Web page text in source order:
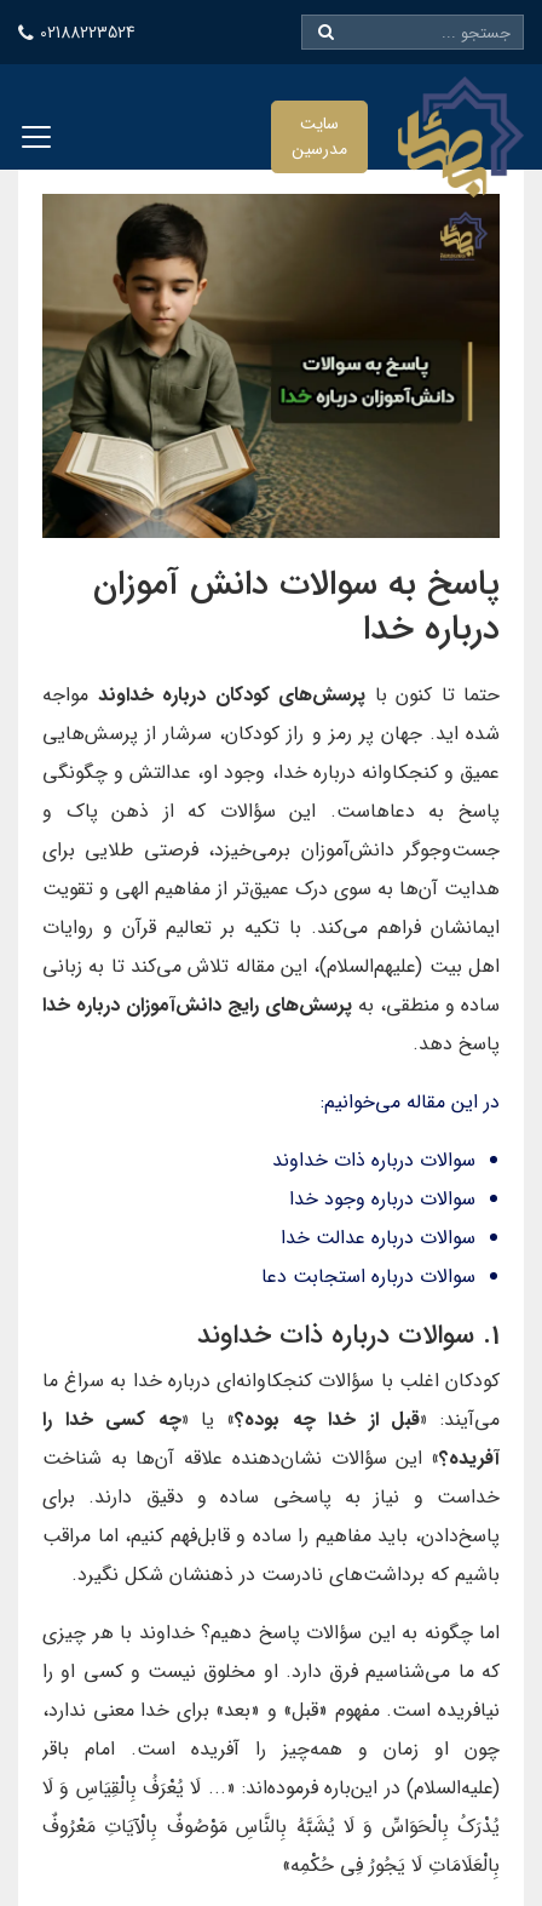
02188223524
سایت
مدرسین
پاسخ به سوالات دانش آموزان
درباره خدا
حتما تا کنون با پرسش‌های کودکان درباره خداوند مواجه
شده اید. جهان پر رمز و راز کودکان، سرشار از پرسش‌هایی
عمیق و کنجکاوانه درباره خدا، وجود او، عدالتش و چگونگی
پاسخ به دعاهاست. این سؤالات که از ذهن پاک و
جست‌وجوگر دانش‌آموزان برمی‌خیزد، فرصتی طلایی برای
هدایت آن‌ها به سوی درک عمیق‌تر از مفاهیم الهی و تقویت
ایمانشان فراهم می‌کند. با تکیه بر تعالیم قرآن و روایات
اهل بیت (علیهم‌السلام)، این مقاله تلاش می‌کند تا به زبانی
ساده و منطقی، به پرسش‌های رایج دانش‌آموزان درباره خدا
پاسخ دهد.
در این مقاله می‌خوانیم:
سوالات درباره ذات خداوند
سوالات درباره وجود خدا
سوالات درباره عدالت خدا
سوالات درباره استجابت دعا
1. سوالات درباره ذات خداوند
کودکان اغلب با سؤالات کنجکاوانه‌ای درباره خدا به سراغ ما
می‌آیند: «قبل از خدا چه بوده؟»یا «چه کسی خدا را
آفریده؟» این سؤالات نشان‌دهنده علاقه آن‌ها به شناخت
خداست و نیاز به پاسخی ساده و دقیق دارند. برای
پاسخ‌دادن، باید مفاهیم را ساده و قابل‌فهم کنیم، اما مراقب
باشیم که برداشت‌های نادرست در ذهنشان شکل نگیرد.
اما چگونه به این سؤالات پاسخ دهیم؟ خداوند با هر چیزی
که ما می‌شناسیم فرق دارد. او مخلوق نیست و کسی او را
نیافریده است. مفهوم «قبل» و «بعد» برای خدا معنی ندارد،
چون او زمان و همه‌چیز را آفریده است. امام باقر
(علیه‌السلام) در این‌باره فرموده‌اند: «... لَا يُعْرَفُ بِالْقِيَاسِ وَ لَا
يُدْرَكُ بِالْحَوَاسِّ وَ لَا يُشَبَّهُ بِالنَّاسِ مَوْصُوفٌ بِالْآيَاتِ مَعْرُوفٌ
بِالْعَلَامَاتِ لَا يَجُورُ فِي حُكْمِه‏»